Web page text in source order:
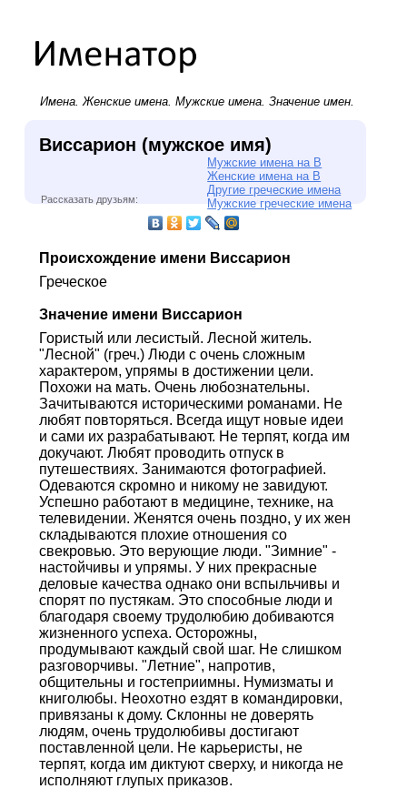
Имена.Женские имена. Мужские имена. Значение имен.
Виссарион (мужское имя)
Мужские имена на В
Женские имена на В
Другие греческие имена
Мужские греческие имена
Рассказать друзьям:
Происхождение имени Виссарион
Греческое
Значение имени Виссарион
Гористый или лесистый. Лесной житель.
"Лесной" (греч.) Люди с очень сложным
характером, упрямы в достижении цели.
Похожи на мать. Очень любознательны.
Зачитываются историческими романами. Не
любят повторяться. Всегда ищут новые идеи
и сами их разрабатывают. Не терпят, когда им
докучают. Любят проводить отпуск в
путешествиях. Занимаются фотографией.
Одеваются скромно и никому не завидуют.
Успешно работают в медицине, технике, на
телевидении. Женятся очень поздно, у их жен
складываются плохие отношения со
свекровью. Это верующие люди. "Зимние" -
настойчивы и упрямы. У них прекрасные
деловые качества однако они вспыльчивы и
спорят по пустякам. Это способные люди и
благодаря своему трудолюбию добиваются
жизненного успеха. Осторожны,
продумывают каждый свой шаг. Не слишком
разговорчивы. "Летние", напротив,
общительны и гостеприимны. Нумизматы и
книголюбы. Неохотно ездят в командировки,
привязаны к дому. Склонны не доверять
людям, очень трудолюбивы достигают
поставленной цели. Не карьеристы, не
терпят, когда им диктуют сверху, и никогда не
исполняют глупых приказов.